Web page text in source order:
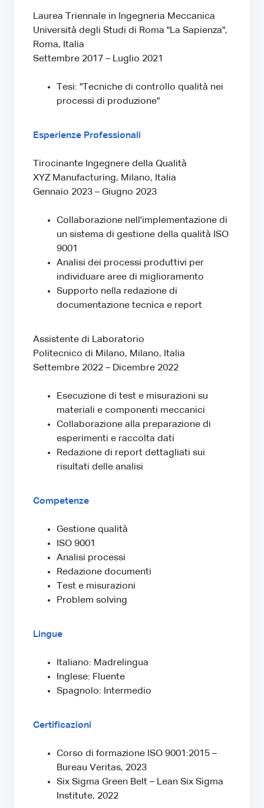
Laurea Triennale in Ingegneria Meccanica
Università degli Studi di Roma "La Sapienza",
Roma, Italia
Settembre 2017 – Luglio 2021
Tesi: "Tecniche di controllo qualità nei
processi di produzione"
Esperienze Professionali
Tirocinante Ingegnere della Qualità
XYZ Manufacturing, Milano, Italia
Gennaio 2023 – Giugno 2023
Collaborazione nell'implementazione di
un sistema di gestione della qualità ISO
9001
Analisi dei processi produttivi per
individuare aree di miglioramento
Supporto nella redazione di
documentazione tecnica e report
Assistente di Laboratorio
Politecnico di Milano, Milano, Italia
Settembre 2022 – Dicembre 2022
Esecuzione di test e misurazioni su
materiali e componenti meccanici
Collaborazione alla preparazione di
esperimenti e raccolta dati
Redazione di report dettagliati sui
risultati delle analisi
Competenze
Gestione qualità
ISO 9001
Analisi processi
Redazione documenti
Test e misurazioni
Problem solving
Lingue
Italiano: Madrelingua
Inglese: Fluente
Spagnolo: Intermedio
Certificazioni
Corso di formazione ISO 9001:2015 –
Bureau Veritas, 2023
Six Sigma Green Belt – Lean Six Sigma
Institute, 2022